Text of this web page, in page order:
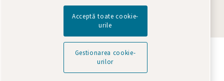
© 2026 Atlas Copco
Descoperiți cum Grupul Atlas Copco oferă tehnologia
care transformă viitorul.
Vizitați site-ul Atlas Copco
Acceptă toate cookie-
urile
Gestionarea cookie-
urilor